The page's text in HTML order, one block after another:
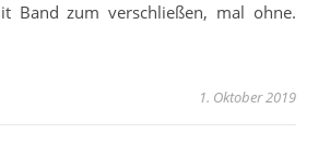
Band zum verschließen, mal ohne.
1. Oktober 2019